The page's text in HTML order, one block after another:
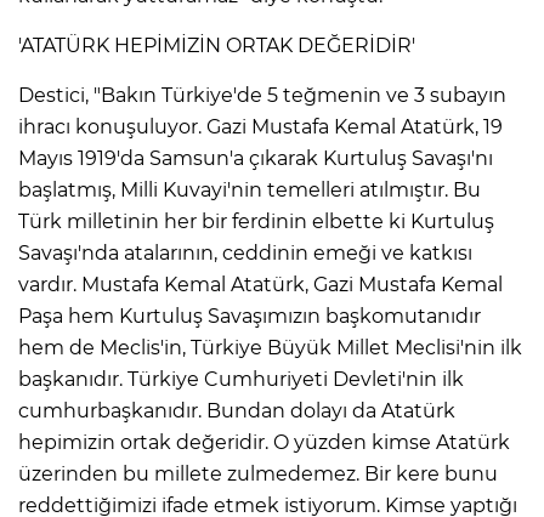
'ATATÜRK HEPİMİZİN ORTAK DEĞERİDİR'
Destici, "Bakın Türkiye'de 5 teğmenin ve 3 subayın
ihracı konuşuluyor. Gazi Mustafa Kemal Atatürk, 19
Mayıs 1919'da Samsun'a çıkarak Kurtuluş Savaşı'nı
başlatmış, Milli Kuvayi'nin temelleri atılmıştır. Bu
Türk milletinin her bir ferdinin elbette ki Kurtuluş
Savaşı'nda atalarının, ceddinin emeği ve katkısı
vardır. Mustafa Kemal Atatürk, Gazi Mustafa Kemal
Paşa hem Kurtuluş Savaşımızın başkomutanıdır
hem de Meclis'in, Türkiye Büyük Millet Meclisi'nin ilk
başkanıdır. Türkiye Cumhuriyeti Devleti'nin ilk
cumhurbaşkanıdır. Bundan dolayı da Atatürk
hepimizin ortak değeridir. O yüzden kimse Atatürk
üzerinden bu millete zulmedemez. Bir kere bunu
reddettiğimizi ifade etmek istiyorum. Kimse yaptığı